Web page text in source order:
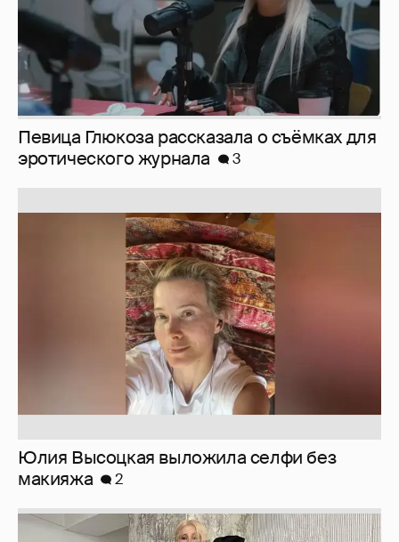
Юлия Высоцкая выложила селфи без